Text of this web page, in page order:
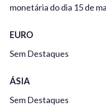
monetária do dia 15 de
EURO
Sem Destaques
ÁSIA
Sem Destaques